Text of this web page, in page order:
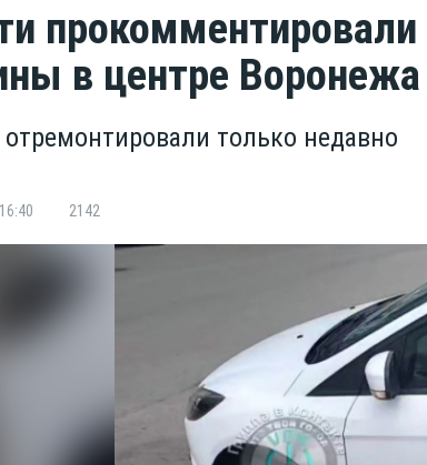
прокомментировали
в центре Воронежа
отремонтировали только недавно
2142